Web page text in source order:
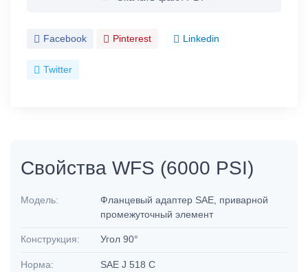
Facebook Pinterest Linkedin
Twitter
Свойства WFS (6000 PSI)
Модель:
Фланцевый адаптер SAE, приварной
промежуточный элемент
Конструкция: Угол 90°
Норма:
SAE J 518 C